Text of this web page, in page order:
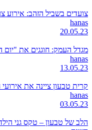
צועדים בשביל הזהב: אירוע
hanas
20.05.23
מגדל העמק: חוגגים את "יום
hanas
13.05.23
קרית טבעון ציינה את אירועי הזיכרון
hanas
03.05.23